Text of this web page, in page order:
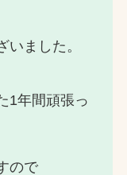
ました。
1年間頑張っ
ので